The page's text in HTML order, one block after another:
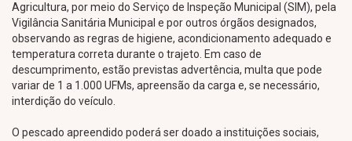
Agricultura, por meio do Serviço de Inspeção Municipal (SIM), pela
Vigilância Sanitária Municipal e por outros órgãos designados,
observando as regras de higiene, acondicionamento adequado e
temperatura correta durante o trajeto. Em caso de
descumprimento, estão previstas advertência, multa que pode
variar de 1 a 1.000 UFMs, apreensão da carga e, se necessário,
interdição do veículo.
O pescado apreendido poderá ser doado a instituições sociais,